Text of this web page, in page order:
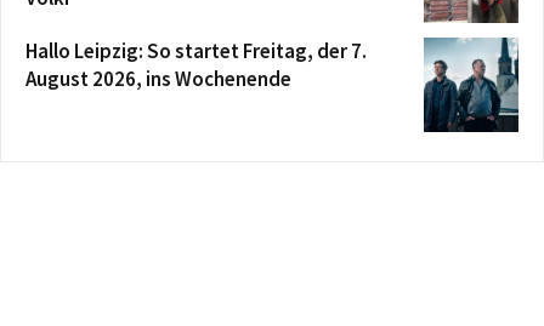
Hallo Leipzig: So startet Freitag, der 7.
August 2026, ins Wochenende